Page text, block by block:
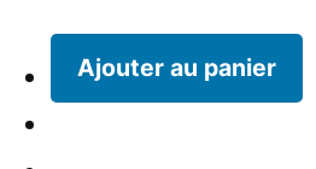
Ajouter au panier